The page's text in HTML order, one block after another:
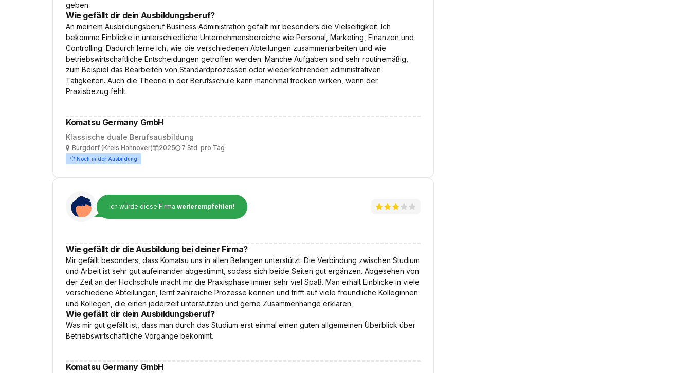
geben.
Wie gefällt dir dein Ausbildungsberuf?
An meinem Ausbildungsberuf Business Administration gefällt mir besonders die Vielseitigkeit. Ich
bekomme Einblicke in unterschiedliche Unternehmensbereiche wie Personal, Marketing, Finanzen und
Controlling. Dadurch lerne ich, wie die verschiedenen Abteilungen zusammenarbeiten und wie
betriebswirtschaftliche Entscheidungen getroffen werden. Manche Aufgaben sind sehr routinemäßig,
zum Beispiel das Bearbeiten von Standardprozessen oder wiederkehrenden administrativen
Tätigkeiten. Auch die Theorie in der Berufsschule kann manchmal trocken wirken, wenn der
Praxisbezug fehlt.
Komatsu Germany GmbH
Klassische duale Berufsausbildung
OrtBurgdorf (Kreis Hannover)Ausbildungsbeginn
2025Arbeitszeit
7 Std. pro Tag
Noch in der Ausbildung
Ich würde diese Firma weiterempfehlen!
Wie gefällt dir die Ausbildung bei deiner Firma?
Mir gefällt besonders, dass Komatsu uns in allen Belangen unterstützt. Die Verbindung zwischen Studium
und Arbeit ist sehr gut aufeinander abgestimmt, sodass sich beide Seiten gut ergänzen. Abgesehen von
der Zeit an der Hochschule macht mir die Praxisphase immer sehr viel Spaß. Man erhält Einblicke in viele
verschiedene Abteilungen, lernt zahlreiche Prozesse kennen und trifft auf viele freundliche Kolleginnen
und Kollegen, die einen jederzeit unterstützen und gerne Zusammenhänge erklären.
Wie gefällt dir dein Ausbildungsberuf?
Was mir gut gefällt ist, dass man durch das Studium erst einmal einen guten allgemeinen Überblick über
Betriebswirtschaftliche Vorgänge bekommt.
Komatsu Germany GmbH